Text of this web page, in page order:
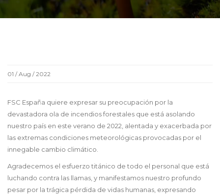
01 / Aug / 2022
FSC España quiere expresar su preocupación por la
devastadora ola de incendios forestales que está asolando
nuestro país en este verano de 2022, alentada y exacerbada por
las extremas condiciones meteorológicas provocadas por el
innegable cambio climático.
Agradecemos el esfuerzo titánico de todo el personal que está
luchando contra las llamas, y manifestamos nuestro profundo
pesar por la trágica pérdida de vidas humanas, expresando